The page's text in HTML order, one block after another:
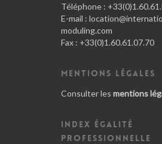
Téléphone :
E-mail :
moduling.com
Fax : +33(0)1.60.61.07.70
MENTIONS LÉGALES
Consulter les mentions
INDEX ÉGALITÉ
PROFESSIONNELLE